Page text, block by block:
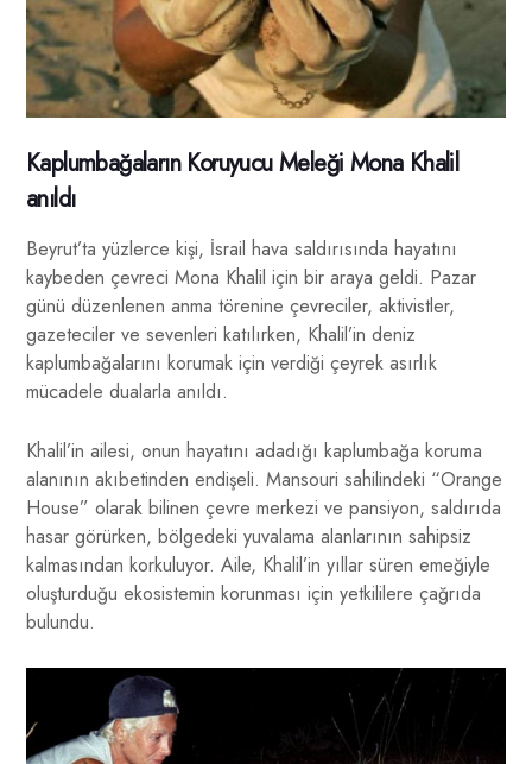
Kaplumbağaların Koruyucu Meleği Mona Khalil
anıldı
Beyrut’ta yüzlerce kişi, İsrail hava saldırısında hayatını
kaybeden çevreci Mona Khalil için bir araya geldi. Pazar
günü düzenlenen anma törenine çevreciler, aktivistler,
gazeteciler ve sevenleri katılırken, Khalil’in deniz
kaplumbağalarını korumak için verdiği çeyrek asırlık
mücadele dualarla anıldı.
Khalil’in ailesi, onun hayatını adadığı kaplumbağa koruma
alanının akıbetinden endişeli. Mansouri sahilindeki “Orange
House” olarak bilinen çevre merkezi ve pansiyon, saldırıda
hasar görürken, bölgedeki yuvalama alanlarının sahipsiz
kalmasından korkuluyor. Aile, Khalil’in yıllar süren emeğiyle
oluşturduğu ekosistemin korunması için yetkililere çağrıda
bulundu.